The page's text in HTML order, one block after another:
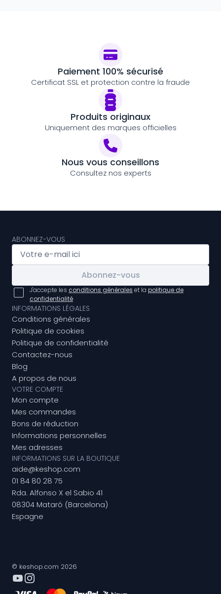
Paiement 100% sécurisé
Certificat SSL et protection contre la fraude
Produits originaux
Uniquement des marques officielles
Nous vous conseillons
Consultez nos experts
ABONNEZ-VOUS
Abonnez-vous
J'accepte les conditions générales et la politique de
confidentialité
INFORMATIONS LÉGALES
Conditions générales
Politique de cookies
Politique de confidentialité
Contactez-nous
Blog
A propos de nous
VOTRE COMPTE
Mon compte
Mes commandes
Bons de réduction
Informations personnelles
Mes adresses
INFORMATIONS SUR LA BOUTIQUE
aide@keshop.com
01 84 80 28 75
Rda. Alfonso X el Sabio 41
08304 Mataró (Barcelona)
Espagne
© keshop.com 2026